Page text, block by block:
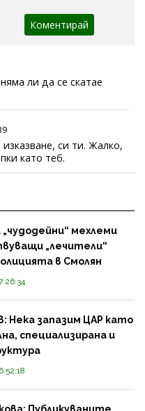
ли да се скатае
си ти. Жалко,
като теб.
„чудодейни“ мехлеми
„лечители“
в Смолян
Нека запазим ЦАР като
специализирана и
Публикуваните